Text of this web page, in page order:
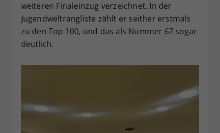
weiteren Finaleinzug verzeichnet. In der
Jugendweltrangliste zählt er seither erstmals
zu den Top 100, und das als Nummer 67 sogar
deutlich.